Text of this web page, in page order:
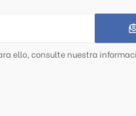
ello, consulte nuestra